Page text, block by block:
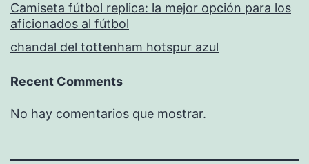
Camiseta fútbol replica: la mejor opción para los
aficionados al fútbol
chandal del tottenham hotspur azul
Recent Comments
No hay comentarios que mostrar.